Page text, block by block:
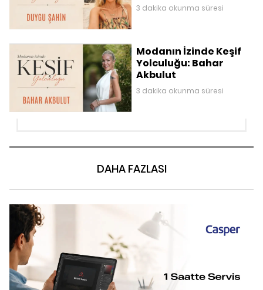
3 dakika okunma süresi
Modanın İzinde Keşif
Yolculuğu: Bahar
Akbulut
3 dakika okunma süresi
DAHA FAZLASI